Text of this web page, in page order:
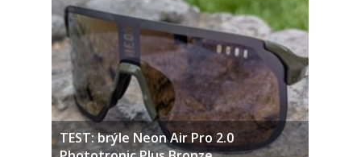
TEST: brýle Neon Air Pro 2.0